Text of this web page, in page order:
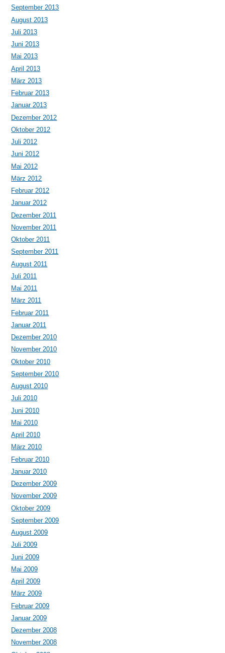
September 2013
August 2013
Juli 2013
Juni 2013
Mai 2013
April 2013
März 2013
Februar 2013
Januar 2013
Dezember 2012
Oktober 2012
Juli 2012
Juni 2012
Mai 2012
März 2012
Februar 2012
Januar 2012
Dezember 2011
November 2011
Oktober 2011
September 2011
August 2011
Juli 2011
Mai 2011
März 2011
Februar 2011
Januar 2011
Dezember 2010
November 2010
Oktober 2010
September 2010
August 2010
Juli 2010
Juni 2010
Mai 2010
April 2010
März 2010
Februar 2010
Januar 2010
Dezember 2009
November 2009
Oktober 2009
September 2009
August 2009
Juli 2009
Juni 2009
Mai 2009
April 2009
März 2009
Februar 2009
Januar 2009
Dezember 2008
November 2008